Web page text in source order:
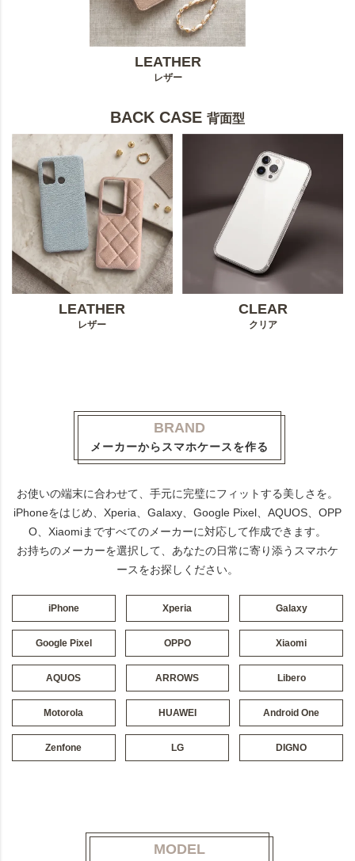
LEATHER
レザー
BACK CASE 背面型
LEATHER
レザー
CLEAR
クリア
BRAND
メーカーからスマホケースを作る
お使いの端末に合わせて、手元に完璧にフィットする美しさを。
iPhoneをはじめ、Xperia、Galaxy、Google Pixel、AQUOS、OPP
O、Xiaomiまですべてのメーカーに対応して作成できます。
お持ちのメーカーを選択して、あなたの日常に寄り添うスマホケ
ースをお探しください。
iPhone Xperia Galaxy
Google Pixel OPPO Xiaomi
AQUOS ARROWS Libero
Motorola HUAWEI Android One
Zenfone LG DIGNO
MODEL